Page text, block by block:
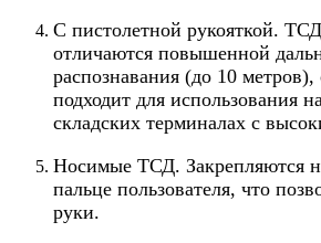
С пистолетной рукояткой.
отличаются повышенной
распознавания (до 10 метров),
подходит для использования
складских терминалах с
Носимые ТСД. Закрепляются
пальце пользователя, что
руки.